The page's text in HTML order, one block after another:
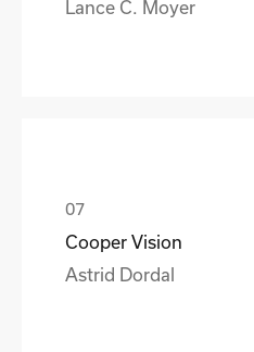
Lance C. Moyer
Cooper Vision
Astrid Dordal